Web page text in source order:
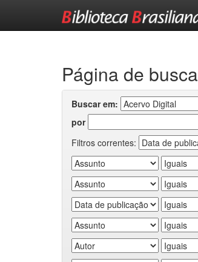
Página de busca
Buscar em:
por
Filtros correntes: